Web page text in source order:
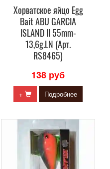
Хорватское яйцо Egg
Bait ABU GARCIA
ISLAND II 55mm-
13,6g.LN (Арт.
RS8465)
138 руб
+ Подробнее